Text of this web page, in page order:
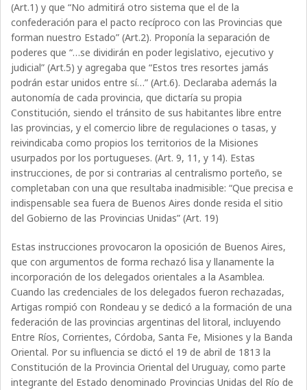
(Art.1) y que “No admitirá otro sistema que el de la
confederación para el pacto recíproco con las Provincias que
forman nuestro Estado” (Art.2). Proponía la separación de
poderes que “…se dividirán en poder legislativo, ejecutivo y
judicial” (Art.5) y agregaba que “Estos tres resortes jamás
podrán estar unidos entre sí…” (Art.6). Declaraba además la
autonomía de cada provincia, que dictaría su propia
Constitución, siendo el tránsito de sus habitantes libre entre
las provincias, y el comercio libre de regulaciones o tasas, y
reivindicaba como propios los territorios de la Misiones
usurpados por los portugueses. (Art. 9, 11, y 14). Estas
instrucciones, de por si contrarias al centralismo porteño, se
completaban con una que resultaba inadmisible: “Que precisa e
indispensable sea fuera de Buenos Aires donde resida el sitio
del Gobierno de las Provincias Unidas” (Art. 19)
Estas instrucciones provocaron la oposición de Buenos Aires,
que con argumentos de forma rechazó lisa y llanamente la
incorporación de los delegados orientales a la Asamblea.
Cuando las credenciales de los delegados fueron rechazadas,
Artigas rompió con Rondeau y se dedicó a la formación de una
federación de las provincias argentinas del litoral, incluyendo
Entre Ríos, Corrientes, Córdoba, Santa Fe, Misiones y la Banda
Oriental. Por su influencia se dictó el 19 de abril de 1813 la
Constitución de la Provincia Oriental del Uruguay, como parte
integrante del Estado denominado Provincias Unidas del Río de